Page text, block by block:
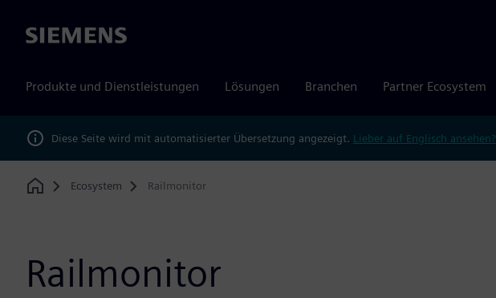
Siemens
Produkte und Dienstleistungen Lösungen Branchen Partner Ecosystem
Diese Seite wird mit automatisierter Übersetzung angezeigt. Lieber auf Englisch ansehen?
Home
Ecosystem Railmonitor
Railmonitor